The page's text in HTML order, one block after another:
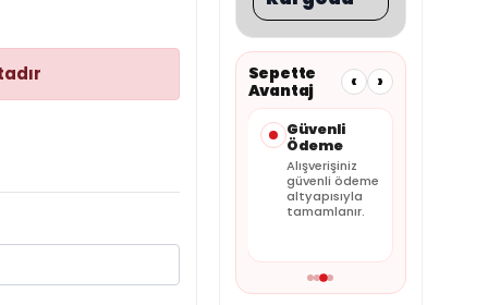
Sepette
Avantaj
‹ ›
altyapısıyla
Faturalı
Satış
Tüm siparişler
faturalı olarak
gönderilir.